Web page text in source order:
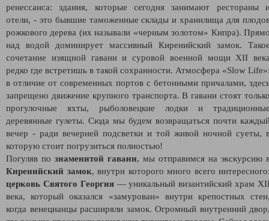
ренессанса: здания, которые сегодня занимают рестораны
отели, - это бывшие таможенные склады и хранилища для
рожкового дерева (их называли «черным золотом» Кипра).
над водой доминирует массивный Киренийский замок.
сочетание изящной гавани и суровой военной мощи XII
редко где встретишь в такой сохранности. Атмосфера «Slow
в отличие от современных портов с бетонными причалами,
запрещено движение крупного транспорта. В гавани стоят
прогулочные яхты, рыболовецкие лодки и
деревянные гулеты. Сюда мы будем возвращаться почти
вечер - ради вечерней подсветки и той живой ночной суеты,
которую стоит погрузиться полностью!
Погуляв по знаменитой гавани, мы отправимся на экскурсию
Киренийский замок, внутри которого много всего
церковь Святого Георгия— уникальный византийский храм
века, который оказался «замурован» внутри крепостных
когда венецианцы расширяли замок. Огромный внутренний